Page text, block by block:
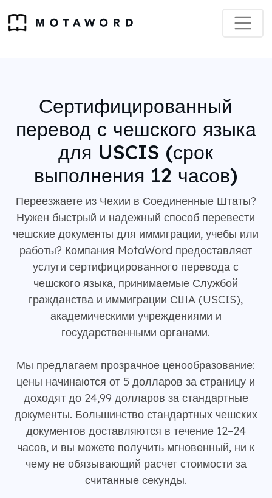
Сертифицированный
перевод с чешского языка
для USCIS (срок
выполнения 12 часов)
Переезжаете из Чехии в Соединенные Штаты?
Нужен быстрый и надежный способ перевести
чешские документы для иммиграции, учебы или
работы? Компания MotaWord предоставляет
услуги сертифицированного перевода с
чешского языка, принимаемые Службой
гражданства и иммиграции США (USCIS),
академическими учреждениями и
государственными органами.
Мы предлагаем прозрачное ценообразование:
цены начинаются от 5 долларов за страницу и
доходят до 24,99 долларов за стандартные
документы. Большинство стандартных чешских
документов доставляются в течение 12–24
часов, и вы можете получить мгновенный, ни к
чему не обязывающий расчет стоимости за
считанные секунды.